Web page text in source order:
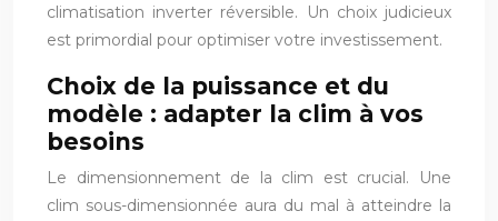
climatisation inverter réversible. Un choix judicieux
est primordial pour optimiser votre investissement.
Choix de la puissance et du
modèle : adapter la clim à vos
besoins
Le dimensionnement de la clim est crucial. Une
clim sous-dimensionnée aura du mal à atteindre la